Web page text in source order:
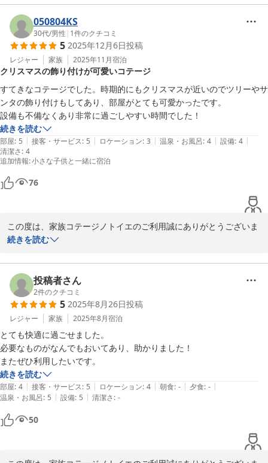
2025-09-06
私どもノトイエは、お客様にとっての【第二の我が家】でありたい
と思っていますが、
ご家族様と愛犬とで、ご自宅のように快適にお過ごしいただいたよ
うで、何よりです。
全５棟のコテージはそれぞれデザインや雰囲気が異なり、違う棟で
は、また違った雰囲気をお楽しみいただけるかと思いますのでオス
スメです。
この度は、嬉しいコメントを本当にありがとうございました。
今後もより一層のサービス向上に努めて参ります。
またのご利用、心よりお待ちしております。
家族コテージ ノトイエ
2025-08-05
050804KS
30代/男性 | 1件のクチコミ
5 2025年12月6日投稿
レジャー 家族 2025年11月宿泊
クリスマスの飾り付けが可愛いコテージ
すてきなコテージでした。時期的にもクリスマスが近いのでツリーやサ
ンタの飾り付けもしてあり、部屋がとても可愛かったです。
設備も不備なくあり非常に過ごしやすい時間でした！
続きを読む
部屋: 5 | 接客・サービス: 5 | ロケーション: 3 | 温泉・お風呂: 4 | 設備: 4 |
清潔さ: 4
追加情報:小さな子供と一緒に宿泊
76
この度は、家族コテージノトイエのご利用誠にありがとうございま
す。
です。
ノトイエは全５棟、それぞれデザインや雰囲気が異なりますので、
機会がございましたら、別のコテージのご利用も検討いただけます
と幸いです。
この度は、嬉しいコメントをありがとうございました。
今後もより一層のサービス向上に努めて参ります。
またのご利用、心よりお待ちしております。
家族コテージ ノトイエ
竹下 洋平
家族コテージ ノトイエ
続きを読む
投稿者さん
2件のクチコミ
5 2025年8月26日投稿
レジャー 家族 2025年8月宿泊
とても快適に過ごせました。
必要なものがなんでもおいてあり、助かりました！
またぜひ利用したいです。
続きを読む
部屋: 4 | 接客・サービス: 5 | ロケーション: 4 | 朝食: - | 夕食: - |
温泉・お風呂: 5 | 設備: 5 | 清潔さ: -
50